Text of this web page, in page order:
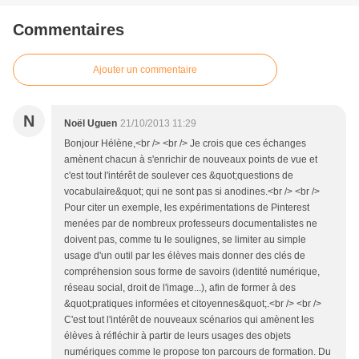
Commentaires
Ajouter un commentaire
N Noël Uguen 21/10/2013 11:29
Bonjour Hélène,<br /> <br /> Je crois que ces échanges
amènent chacun à s'enrichir de nouveaux points de vue et
c'est tout l'intérêt de soulever ces &quot;questions de
vocabulaire&quot; qui ne sont pas si anodines.<br /> <br />
Pour citer un exemple, les expérimentations de Pinterest
menées par de nombreux professeurs documentalistes ne
doivent pas, comme tu le soulignes, se limiter au simple
usage d'un outil par les élèves mais donner des clés de
compréhension sous forme de savoirs (identité numérique,
réseau social, droit de l'image...), afin de former à des
&quot;pratiques informées et citoyennes&quot;.<br /> <br />
C'est tout l'intérêt de nouveaux scénarios qui amènent les
élèves à réfléchir à partir de leurs usages des objets
numériques comme le propose ton parcours de formation. Du